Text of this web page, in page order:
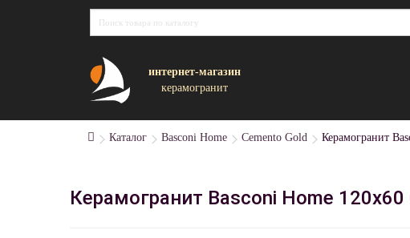
интернет-магазин
керамогранит
Каталог Basconi Home Cemento Gold Керамогранит
Керамогранит Basconi Home